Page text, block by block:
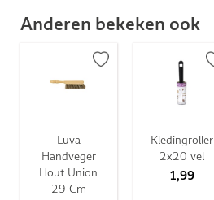
Anderen bekeken ook
Luva
Handveger
Hout Union
29 Cm
Kledingroller
2x20 vel
1,99